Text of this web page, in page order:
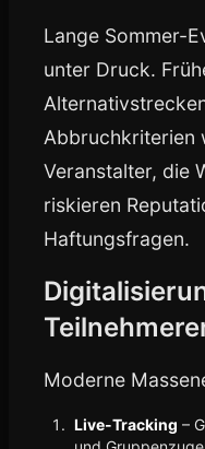
Lange Sommer-
unter Druck.
Abbruchkriterien
Veranstalter, die
riskieren
Haftungsfragen.
Moderne
Live-Tracking –